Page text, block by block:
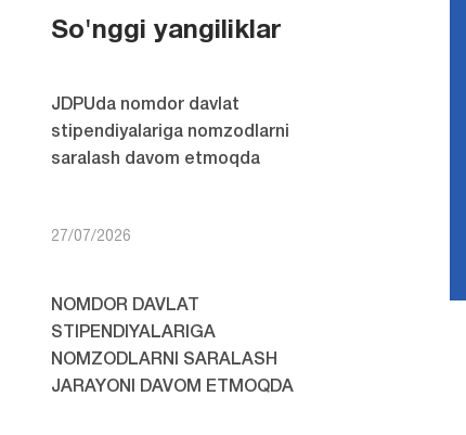
So'nggi yangiliklar
JDPUda nomdor davlat
stipendiyalariga nomzodlarni
saralash davom etmoqda
27/07/2026
NOMDOR DAVLAT
STIPENDIYALARIGA
NOMZODLARNI SARALASH
JARAYONI DAVOM ETMOQDA